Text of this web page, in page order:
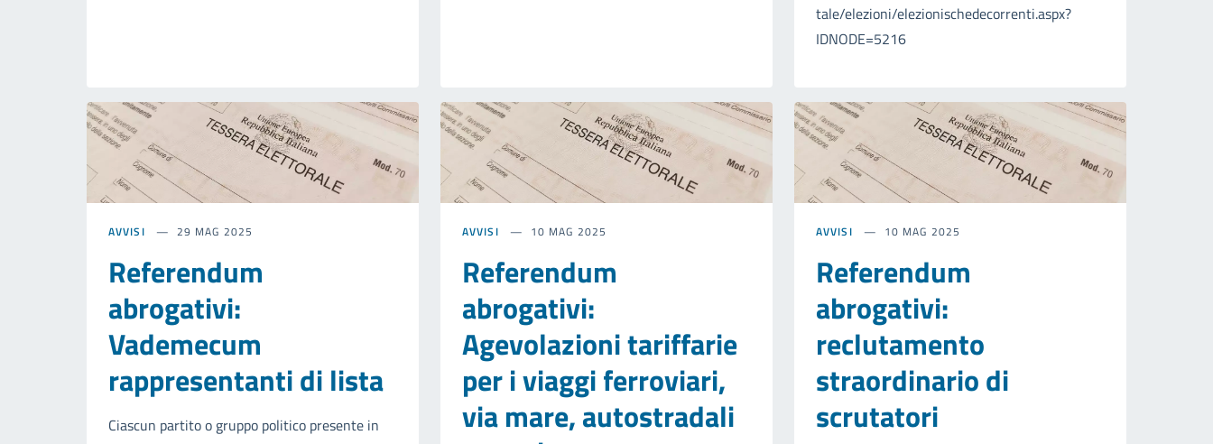
tale/elezioni/elezionischedecorrenti.aspx?
IDNODE=5216
AVVISI 29 MAG 2025
Referendum
abrogativi:
Vademecum
rappresentanti di lista
Ciascun partito o gruppo politico presente in
AVVISI 10 MAG 2025
Referendum
abrogativi:
Agevolazioni tariffarie
per i viaggi ferroviari,
via mare, autostradali
AVVISI 10 MAG 2025
Referendum
abrogativi:
reclutamento
straordinario di
scrutatori